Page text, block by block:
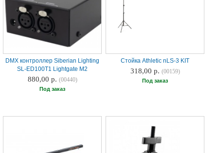
DMX контроллер Siberian Lighting
SL-ED100T1 Lightgate M2
880,00 р. (00440)
Под заказ
Стойка Athletic nLS-3 KIT
318,00 р. (00159)
Под заказ